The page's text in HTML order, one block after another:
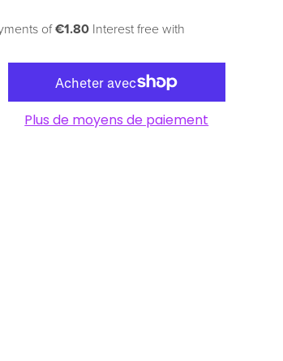
of€1.80 Interest free with
Plus de moyens de paiement